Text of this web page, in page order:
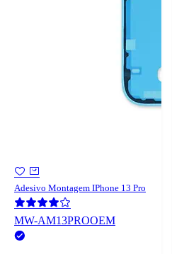
Adesivo Montagem IPhone 13 Pro
MW-AM13PROOEM